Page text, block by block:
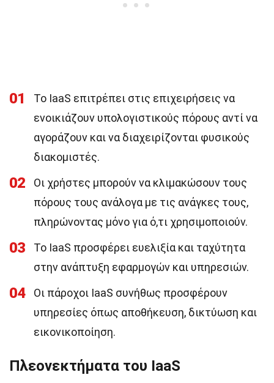
01
Το IaaS επιτρέπει στις επιχειρήσεις να
ενοικιάζουν υπολογιστικούς πόρους αντί να
αγοράζουν και να διαχειρίζονται φυσικούς
διακομιστές.
02
Οι χρήστες μπορούν να κλιμακώσουν τους
πόρους τους ανάλογα με τις ανάγκες τους,
πληρώνοντας μόνο για ό,τι χρησιμοποιούν.
03
Το IaaS προσφέρει ευελιξία και ταχύτητα
στην ανάπτυξη εφαρμογών και υπηρεσιών.
04
Οι πάροχοι IaaS συνήθως προσφέρουν
υπηρεσίες όπως αποθήκευση, δικτύωση και
εικονικοποίηση.
Πλεονεκτήματα του IaaS